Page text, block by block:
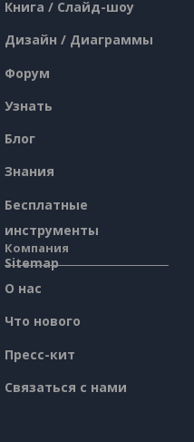
Книга / Слайд-шоу
Дизайн / Диаграммы
Форум
Узнать
Блог
Знания
Бесплатные
инструменты
Sitemap
Компания
О нас
Что нового
Пресс-кит
Связаться с нами